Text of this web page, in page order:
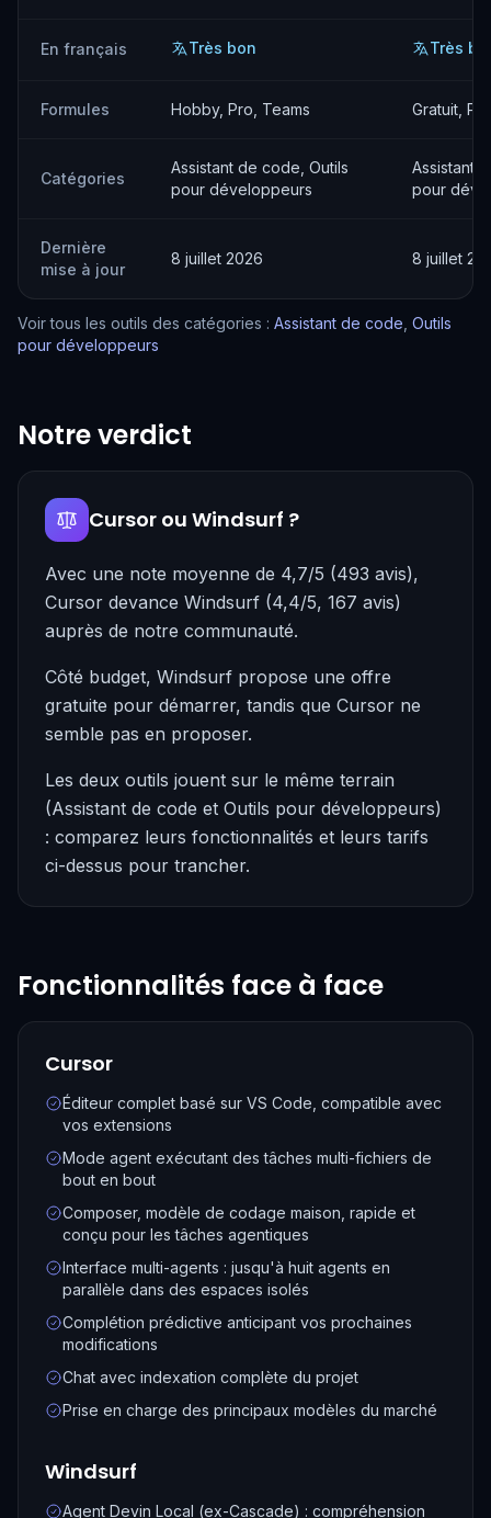
En français Très bon Très
Formules Hobby, Pro, Teams Gratuit,
Catégories
Assistant de code, Outils
pour développeurs
Assistant
pour
Dernière
mise à jour
8 juillet 2026 8 juillet
Voir tous les outils des catégories : Assistant de code Outils
pour développeurs
Notre verdict
Cursor ou Windsurf ?
Avec une note moyenne de 4,7/5 (493 avis),
Cursor devance Windsurf (4,4/5, 167 avis)
auprès de notre communauté.
Côté budget, Windsurf propose une offre
gratuite pour démarrer, tandis que Cursor ne
semble pas en proposer.
Les deux outils jouent sur le même terrain
(Assistant de code et Outils pour développeurs)
: comparez leurs fonctionnalités et leurs tarifs
ci-dessus pour trancher.
Fonctionnalités face à face
Cursor
Éditeur complet basé sur VS Code, compatible avec
vos extensions
Mode agent exécutant des tâches multi-fichiers de
bout en bout
Composer, modèle de codage maison, rapide et
conçu pour les tâches agentiques
Interface multi-agents : jusqu'à huit agents en
parallèle dans des espaces isolés
Complétion prédictive anticipant vos prochaines
modifications
Chat avec indexation complète du projet
Prise en charge des principaux modèles du marché
Windsurf
Agent Devin Local (ex-Cascade) : compréhension